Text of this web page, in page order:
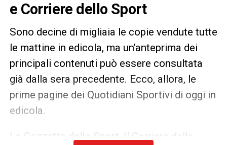
e Corriere dello Sport
Sono decine di migliaia le copie vendute tutte
le mattine in edicola, ma un’anteprima dei
principali contenuti può essere consultata
già dalla sera precedente. Ecco, allora, le
prime pagine dei Quotidiani Sportivi di oggi in
edicola.
La Gazzetta dello Sport, Il Corriere dello